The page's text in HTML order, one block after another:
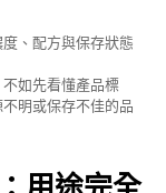
、配方與保存狀態
如先看懂產品標
明或保存不佳的品